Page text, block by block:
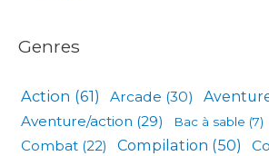
Genres
Action (61) Arcade (30)
Aventure/action (29) Bac à sable (7)
Combat (22) Compilation (50)